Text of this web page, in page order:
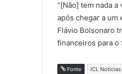
“[Não] tem nada
após chegar a um
Flávio Bolsonaro
financeiros para o
Fonte ICL Notícias